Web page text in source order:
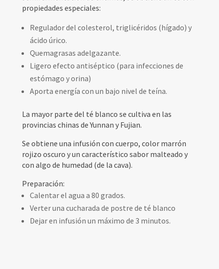
propiedades especiales:
Regulador del colesterol, triglicéridos (hígado) y
ácido úrico.
Quemagrasas adelgazante.
Ligero efecto antiséptico (para infecciones de
estómago y orina)
Aporta energía con un bajo nivel de teína.
La mayor parte del té blanco se cultiva en las
provincias chinas de Yunnan y Fujian.
Se obtiene una infusión con cuerpo, color marrón
rojizo oscuro y un característico sabor malteado y
con algo de humedad (de la cava).
Preparación:
Calentar el agua a 80 grados.
Verter una cucharada de postre de té blanco
Dejar en infusión un máximo de 3 minutos.